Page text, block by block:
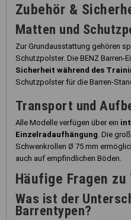
Zubehör &
Matten und
Zur Grundausstattung gehören
Schutzpolster. Die BENZ Barren-
Sicherheit während des
Schutzpolster für die Barren-
Transport und
Alle Modelle verfügen über ein
Einzelradaufhängung. Die
Schwenkrollen Ø 75 mm
auch auf empfindlichen Böden.
Häufige Fragen zu
Was ist der
Barrentypen?